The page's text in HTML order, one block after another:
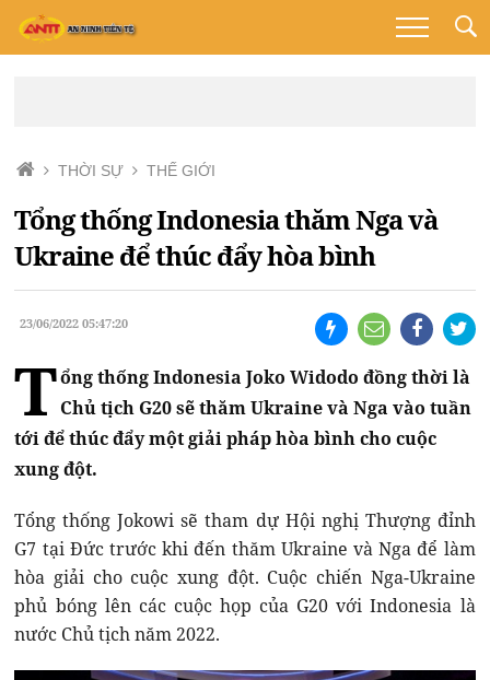
THỜI SỰ THẾ GIỚI
Tổng thống Indonesia thăm Nga và
Ukraine để thúc đẩy hòa bình
23/06/2022 05:47:20
Tổng thống Indonesia Joko Widodo đồng thời là
Chủ tịch G20 sẽ thăm Ukraine và Nga vào tuần
tới để thúc đẩy một giải pháp hòa bình cho cuộc
xung đột.
Tổng thống Jokowi sẽ tham dự Hội nghị Thượng đỉnh
G7 tại Đức trước khi đến thăm Ukraine và Nga để làm
hòa giải cho cuộc xung đột. Cuộc chiến Nga-Ukraine
phủ bóng lên các cuộc họp của G20 với Indonesia là
nước Chủ tịch năm 2022.